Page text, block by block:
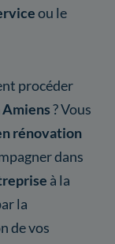
ou le
procéder
? Vous
rénovation
dans
à la
la
de vos